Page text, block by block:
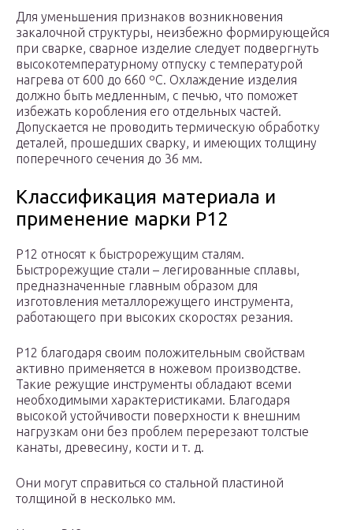
Для уменьшения признаков возникновения
закалочной структуры, неизбежно формирующейся
при сварке, сварное изделие следует подвергнуть
высокотемпературному отпуску с температурой
нагрева от 600 до 660 ºС. Охлаждение изделия
должно быть медленным, с печью, что поможет
избежать коробления его отдельных частей.
Допускается не проводить термическую обработку
деталей, прошедших сварку, и имеющих толщину
поперечного сечения до 36 мм.
Классификация материала и
применение марки Р12
Р12 относят к быстрорежущим сталям.
Быстрорежущие стали – легированные сплавы,
предназначенные главным образом для
изготовления металлорежущего инструмента,
работающего при высоких скоростях резания.
Р12 благодаря своим положительным свойствам
активно применяется в ножевом производстве.
Такие режущие инструменты обладают всеми
необходимыми характеристиками. Благодаря
высокой устойчивости поверхности к внешним
нагрузкам они без проблем перерезают толстые
канаты, древесину, кости и т. д.
Они могут справиться со стальной пластиной
толщиной в несколько мм.